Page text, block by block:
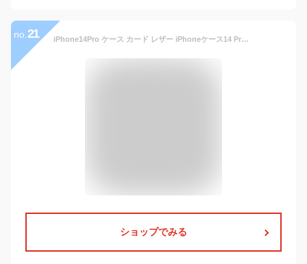
no. 21 iPhone14Pro ケース カード レザー iPhoneケース14 Pro カード収納 / iPhone14 栃木レザー 背面 本革 WINGLIDE 背面カバー カードポケット付き スマホケース iPhone 14 Pro カバー 革 ブランド 背面ケース アイフォンケース 14プロ 携帯ケース おしゃれ メンズ レディース
ショップでみる